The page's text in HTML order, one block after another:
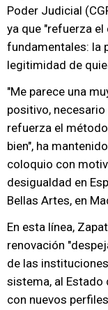
Poder Judicial
ya que "refuerza
fundamentales: la
legitimidad de
"Me parece una
positivo,
refuerza el
bien", ha
coloquio con
desigualdad en
Bellas Artes, en
En esta línea,
renovación
de las
sistema, al Estado
con nuevos